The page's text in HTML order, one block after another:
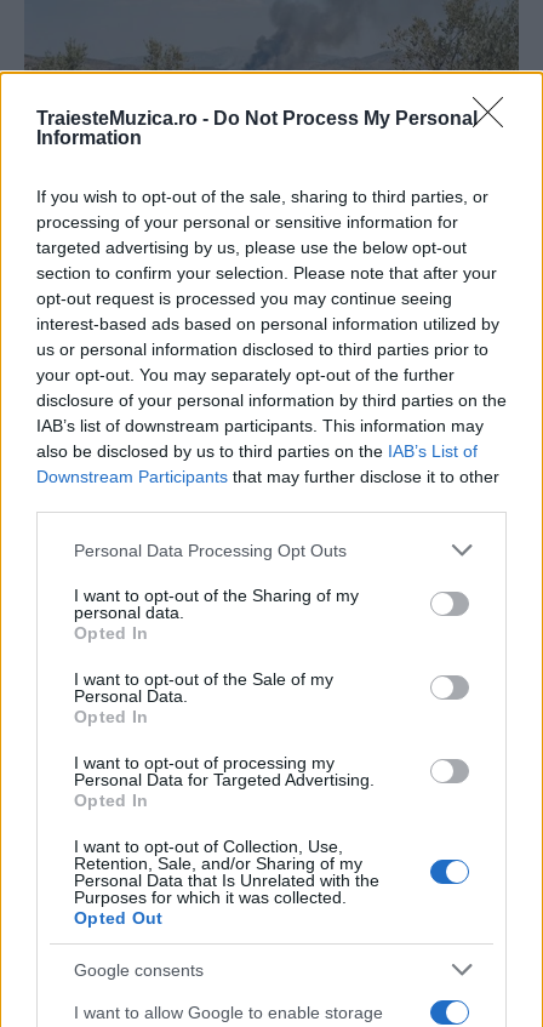
TraiesteMuzica.ro - Do Not Process My Personal
Information
If you wish to opt-out of the sale, sharing to third parties, or
processing of your personal or sensitive information for
targeted advertising by us, please use the below opt-out
section to confirm your selection. Please note that after your
opt-out request is processed you may continue seeing
interest-based ads based on personal information utilized by
us or personal information disclosed to third parties prior to
your opt-out. You may separately opt-out of the further
disclosure of your personal information by third parties on the
IAB’s list of downstream participants. This information may
also be disclosed by us to third parties on the IAB’s List of
Downstream Participants that may further disclose it to other
Please note that this website/app uses one or more Google
not limited to your visit or usage behaviour. You may click to
grant or deny consent to Google and its third-party tags to
use your data for below specified purposes in below Google
consent section.
Personal Data Processing Opt Outs
I want to opt-out of the Sharing of my
personal data.
Opted In
I want to opt-out of the Sale of my
Personal Data.
Opted In
I want to opt-out of processing my
Personal Data for Targeted Advertising.
Opted In
I want to opt-out of Collection, Use,
Retention, Sale, and/or Sharing of my
Personal Data that Is Unrelated with the
Purposes for which it was collected.
Opted Out
Google consents
I want to allow Google to enable storage